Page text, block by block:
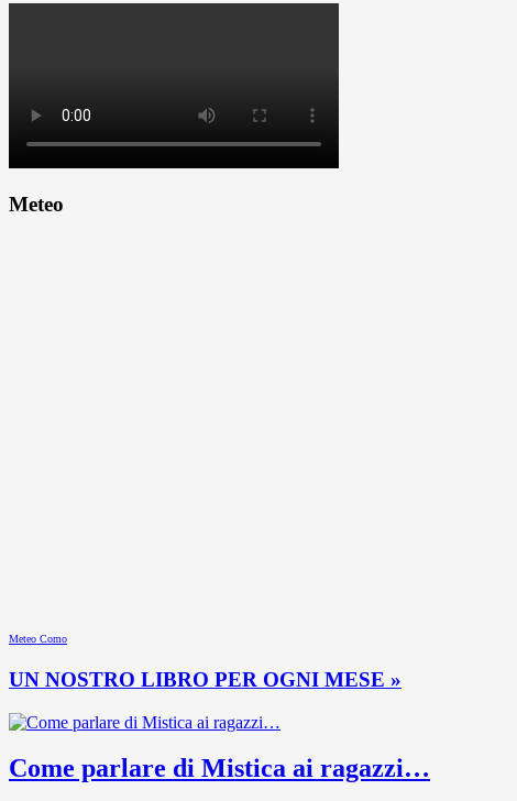
Meteo
Meteo Como
UN NOSTRO LIBRO PER OGNI MESE »
Come parlare di Mistica ai ragazzi…